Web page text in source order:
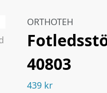
ORTHOTEH
40803
439 kr